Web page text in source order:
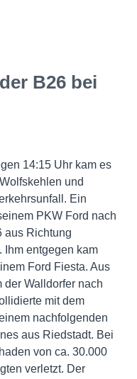
B26 bei
14:15 Uhr kam es
und
Ein
PKW Ford nach
aus Richtung
Ihm entgegen kam
Ford Fiesta. Aus
der Walldorfer nach
mit dem
nachfolgenden
aus Riedstadt. Bei
von ca. 30.000
verletzt. Der